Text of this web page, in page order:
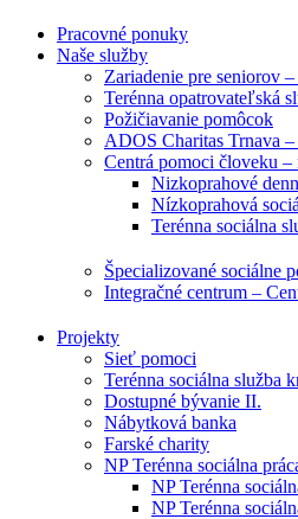
Pracovné ponuky
Naše služby
Zariadenie pre seniorov
Terénna opatrovateľská
Požičiavanie pomôcok
ADOS Charitas Trnava
Centrá pomoci človeku
Nizkoprahové
Nízkoprahová
Terénna sociálna
Špecializované sociálne
Integračné centrum –
Projekty
Sieť pomoci
Terénna sociálna služba
Dostupné bývanie II.
Nábytková banka
Farské charity
NP Terénna sociálna
NP Terénna
NP Terénna